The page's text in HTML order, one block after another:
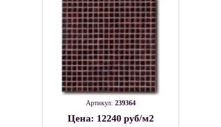
Артикул: 239364
Цена: 12240 руб/м2